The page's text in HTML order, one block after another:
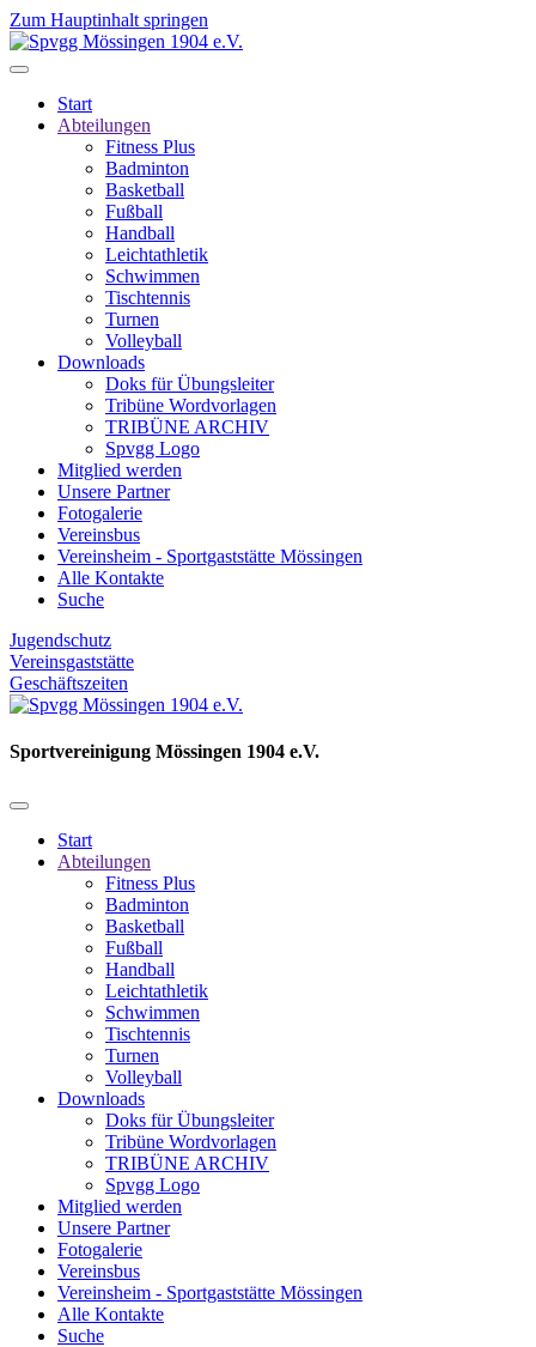
Zum Hauptinhalt springen
Start
Abteilungen
Fitness Plus
Badminton
Basketball
Fußball
Handball
Leichtathletik
Schwimmen
Tischtennis
Turnen
Volleyball
Downloads
Doks für Übungsleiter
Tribüne Wordvorlagen
TRIBÜNE ARCHIV
Spvgg Logo
Mitglied werden
Unsere Partner
Fotogalerie
Vereinsbus
Vereinsheim - Sportgaststätte Mössingen
Alle Kontakte
Suche
Jugendschutz
Vereinsgaststätte
Geschäftszeiten
Sportvereinigung Mössingen 1904 e.V.
Start
Abteilungen
Fitness Plus
Badminton
Basketball
Fußball
Handball
Leichtathletik
Schwimmen
Tischtennis
Turnen
Volleyball
Downloads
Doks für Übungsleiter
Tribüne Wordvorlagen
TRIBÜNE ARCHIV
Spvgg Logo
Mitglied werden
Unsere Partner
Fotogalerie
Vereinsbus
Vereinsheim - Sportgaststätte Mössingen
Alle Kontakte
Suche